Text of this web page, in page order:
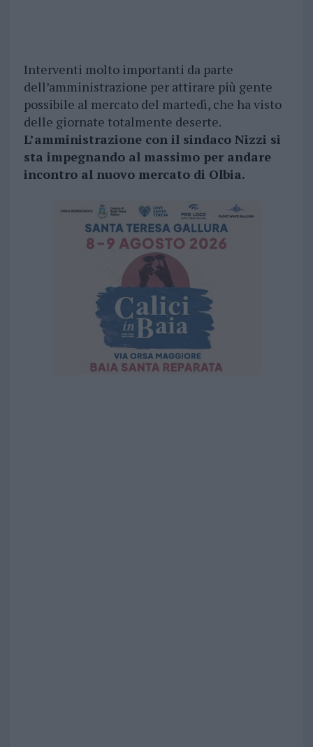
Interventi molto importanti da parte
dell’amministrazione per attirare più gente
possibile al mercato del martedì, che ha visto
delle giornate totalmente deserte.
L’amministrazione con il sindaco Nizzi si
sta impegnando al massimo per andare
incontro al nuovo mercato di Olbia.